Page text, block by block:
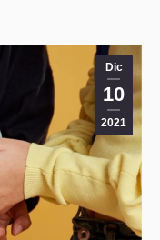
Dic
10
2021